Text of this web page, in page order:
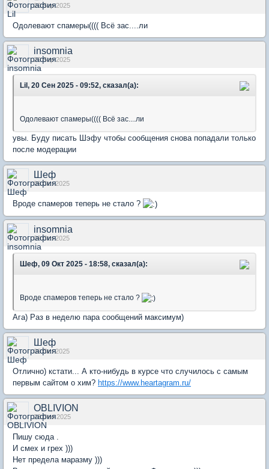
20 Sep 2025
Одолевают спамеры(((( Всё зас....ли
insomnia
20 Sep 2025
Lil, 20 Сен 2025 - 09:52, сказал(а):
Одолевают спамеры(((( Всё зас....ли
увы. Буду писать Шэфу чтобы сообщения снова попадали только
после модерации
Шеф
09 Oct 2025
Вроде спамеров теперь не стало ?
insomnia
09 Oct 2025
Шеф, 09 Окт 2025 - 18:58, сказал(а):
Вроде спамеров теперь не стало ?
Ага) Раз в неделю пара сообщений максимум)
Шеф
09 Oct 2025
Отлично) кстати... А кто-нибудь в курсе что случилось с самым
первым сайтом о хим? https://www.heartagram.ru/
OBLIVION
23 Dec 2025
Пишу сюда .
И смех и грех )))
Нет предела маразму )))